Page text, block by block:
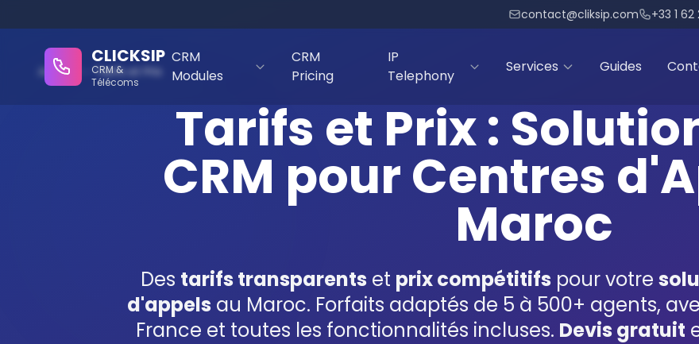
contact@cliksip.com +33 1
CLICKSIP
CRM &
Télécoms
CRM
Modules
CRM
Pricing
IP
Telephony
Services Guides
Accueil Tarifs et Prix
Tarifs et Prix :
CRM pour Centres
Maroc
Des tarifs transparents et prix compétitifs pour votre
d'appels au Maroc. Forfaits adaptés de 5 à 500+ agents,
France et toutes les fonctionnalités incluses. Devis gratuit